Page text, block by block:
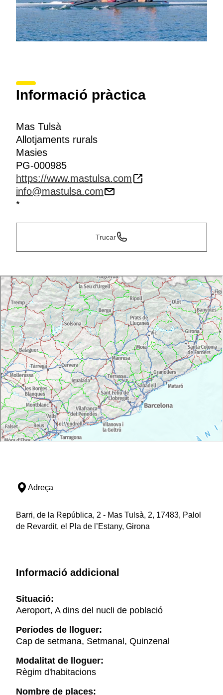
Informació pràctica
Mas Tulsà
Allotjaments rurals
Masies
PG-000985
https://www.mastulsa.com
info@mastulsa.com
*
Trucar
Adreça
Barri, de la República, 2 - Mas Tulsà, 2, 17483, Palol
de Revardit, el Pla de l’Estany, Girona
Informació addicional
Situació:
Aeroport, A dins del nucli de població
Períodes de lloguer:
Cap de setmana, Setmanal, Quinzenal
Modalitat de lloguer:
Règim d'habitacions
Nombre de places: